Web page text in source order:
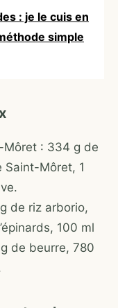
: je le cuis en
simple
Môret : 334 g de
Saint-Môret, 1
de riz arborio,
100 ml
g de beurre, 780